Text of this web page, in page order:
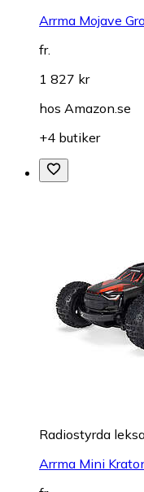
Arrma Mojave
fr.
1 827 kr
hos Amazon.se
+4 butiker
Radiostyrda
Arrma Mini